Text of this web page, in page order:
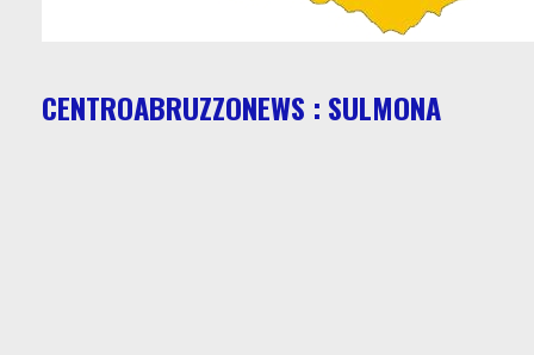
CENTROABRUZZONEWS : SULMONA